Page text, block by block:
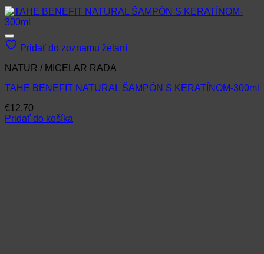
Pridať do zoznamu želaní
NATUR / MICELAR RADA
TAHE BENEFIT NATURAL ŠAMPÓN S KERATÍNOM-300ml
€12.70
Pridať do košíka